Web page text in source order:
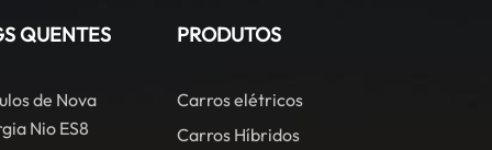
QUENTES
de Nova
Nio ES8
PRODUTOS
Carros elétricos
Carros Híbridos